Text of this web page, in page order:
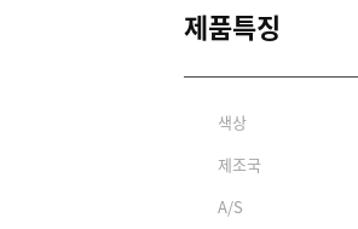
제품특징
색상
제조국
A/S